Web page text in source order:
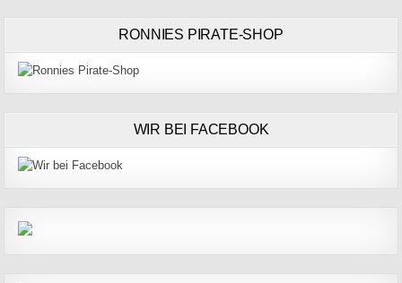
RONNIES PIRATE-SHOP
WIR BEI FACEBOOK